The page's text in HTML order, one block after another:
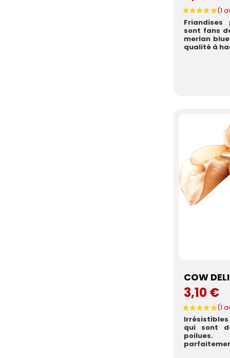
sont fans
merlan
qualité à
COW
3,10 €
qui sont